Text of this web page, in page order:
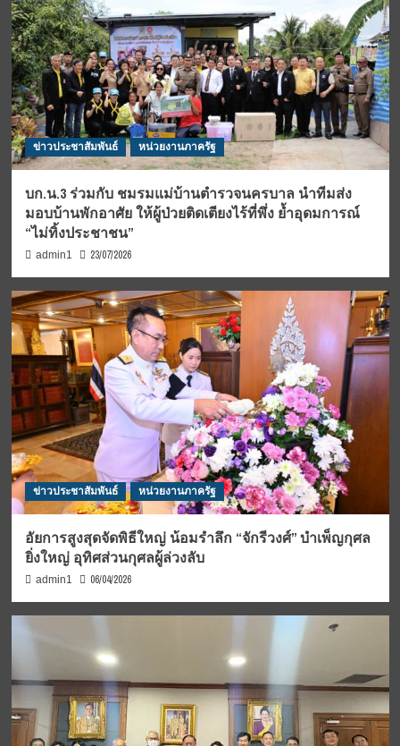
ข่าวประชาสัมพันธ์ หน่วยงานภาครัฐ
บก.น.3 ร่วมกับ ชมรมแม่บ้านตำรวจนครบาล นำทีมส่ง
มอบบ้านพักอาศัย ให้ผู้ป่วยติดเตียงไร้ที่พึ่ง ย้ำอุดมการณ์
“ไม่ทิ้งประชาชน”
admin1 23/07/2026
ข่าวประชาสัมพันธ์ หน่วยงานภาครัฐ
อัยการสูงสุดจัดพิธีใหญ่ น้อมรำลึก “จักรีวงศ์” บำเพ็ญกุศล
ยิ่งใหญ่ อุทิศส่วนกุศลผู้ล่วงลับ
admin1 06/04/2026